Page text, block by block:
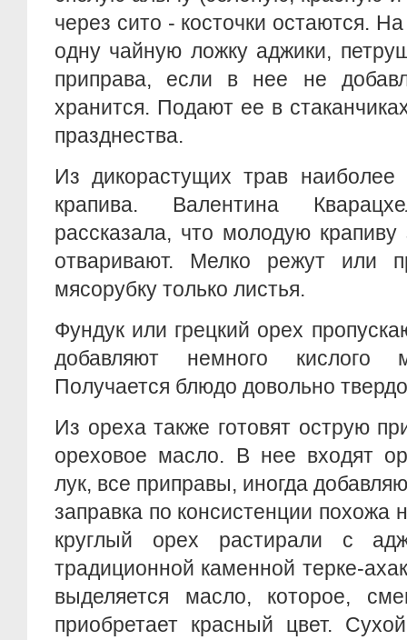
через сито - косточки остаются.
одну чайную ложку аджики,
приправа, если в нее не
хранится. Подают ее в
празднества.
Из дикорастущих трав наиболее
крапива. Валентина
рассказала, что молодую
отваривают. Мелко режут или
мясорубку только листья.
Фундук или грецкий орех
добавляют немного кислого
Получается блюдо довольно
Из ореха также готовят острую
ореховое масло. В нее входят
лук, все приправы, иногда
заправка по консистенции похожа
круглый орех растирали с
традиционной каменной терке-
выделяется масло, которое,
приобретает красный цвет.